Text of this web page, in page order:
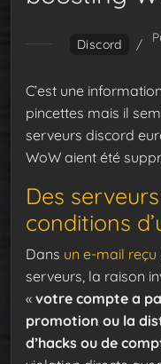
Discord /
C’est une
pincettes mais il
serveurs discord
WoW aient été
Des
conditions
Dans un e-mail reçu
serveurs, la raison
« votre compte a
promotion ou la
d’hacks ou de